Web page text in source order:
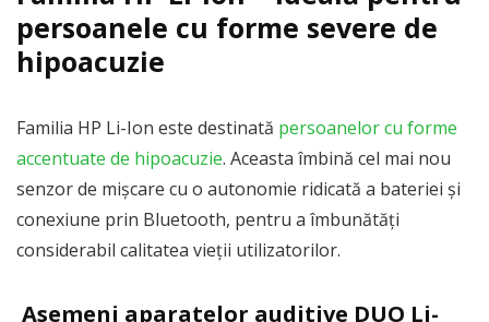
persoanele cu forme severe de
hipoacuzie
Familia HP Li-Ion este destinată persoanelor cu forme
accentuate de hipoacuzie. Aceasta îmbină cel mai nou
senzor de mișcare cu o autonomie ridicată a bateriei și
conexiune prin Bluetooth, pentru a îmbunătăți
considerabil calitatea vieții utilizatorilor.
Asemeni aparatelor auditive DUO Li-